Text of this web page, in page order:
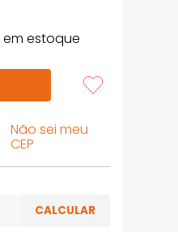
em estoque
Não sei meu
CEP